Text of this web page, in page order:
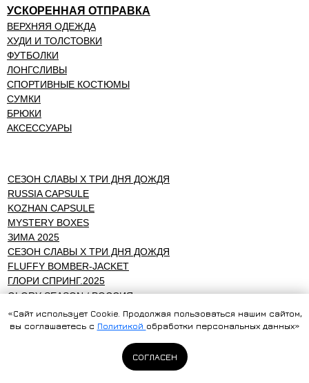
«Сайт использует Cookie. Продолжая пользоваться нашим сайтом,
вы соглашаетесь с Политикой обработки персональных данных»
СОГЛАСЕН
УСКОРЕННАЯ ОТПРАВКА
ВЕРХНЯЯ ОДЕЖДА
ХУДИ И ТОЛСТОВКИ
ФУТБОЛКИ
ЛОНГСЛИВЫ
СПОРТИВНЫЕ КОСТЮМЫ
СУМКИ
БРЮКИ
АКСЕССУАРЫ
СЕЗОН СЛАВЫ Х ТРИ ДНЯ ДОЖДЯ
RUSSIA CAPSULE
KOZHAN CAPSULE
MYSTERY BOXES
ЗИМА 2025
СЕЗОН СЛАВЫ Х ТРИ ДНЯ ДОЖДЯ
FLUFFY BOMBER-JACKET
ГЛОРИ СПРИНГ.2025
GLORY SEASON / РОССИЯ
MULTIVERSE P.1
GLORY SEASON / MULTIVERSE P.2
FALL WINTER COLLECTION
СЕЗОН СЛАВЫ БЕЛАРУСЬ